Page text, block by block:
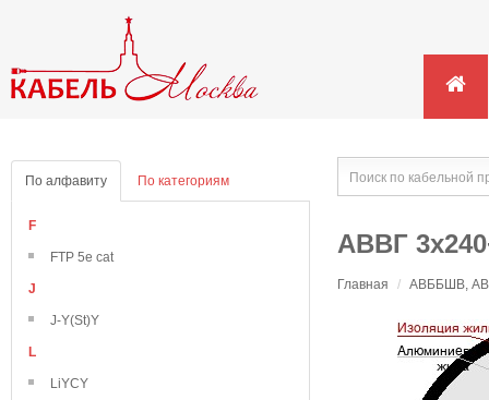
По алфавиту По категориям
F
FTP 5e cat
J
J-Y(St)Y
L
LiYCY
АВВГ
Главная / АВББШВ,